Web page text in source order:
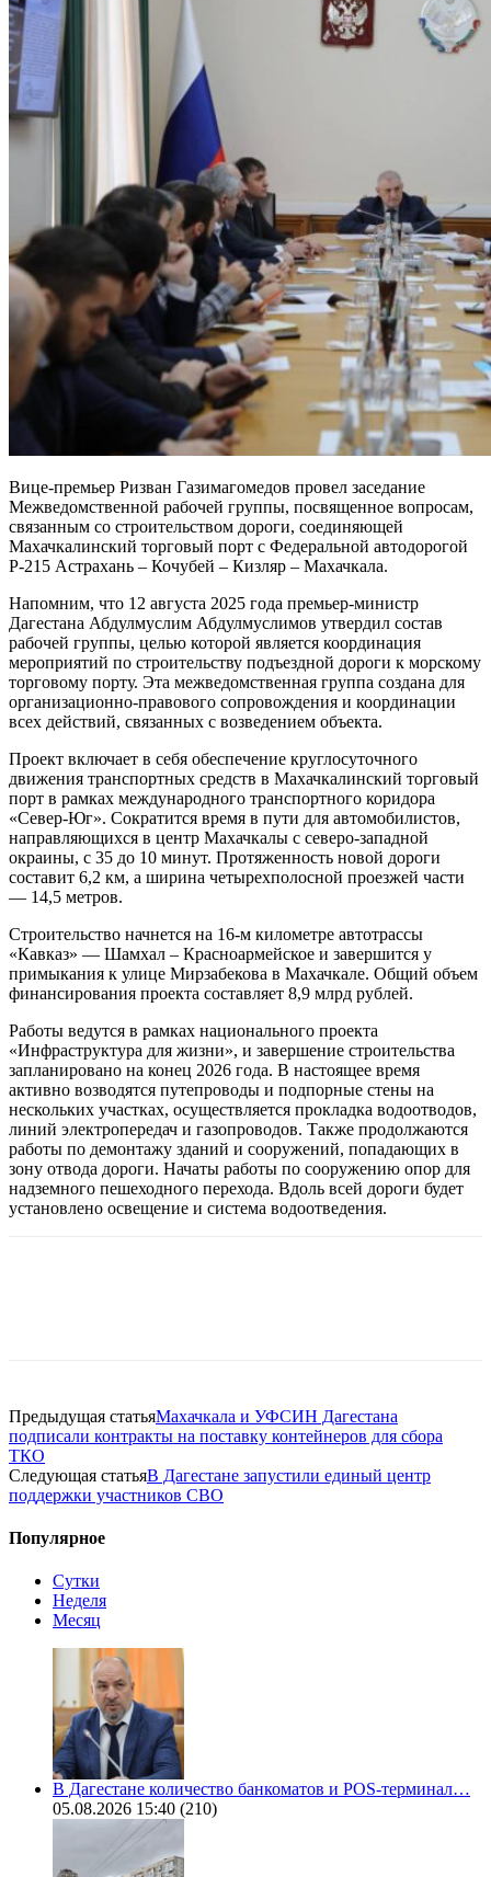
Вице-премьер Ризван Газимагомедов провел заседание
Межведомственной рабочей группы, посвященное вопросам,
связанным со строительством дороги, соединяющей
Махачкалинский торговый порт с Федеральной автодорогой
Р-215 Астрахань – Кочубей – Кизляр – Махачкала.
Напомним, что 12 августа 2025 года премьер-министр
Дагестана Абдулмуслим Абдулмуслимов утвердил состав
рабочей группы, целью которой является координация
мероприятий по строительству подъездной дороги к морскому
торговому порту. Эта межведомственная группа создана для
организационно-правового сопровождения и координации
всех действий, связанных с возведением объекта.
Проект включает в себя обеспечение круглосуточного
движения транспортных средств в Махачкалинский торговый
порт в рамках международного транспортного коридора
«Север-Юг». Сократится время в пути для автомобилистов,
направляющихся в центр Махачкалы с северо-западной
окраины, с 35 до 10 минут. Протяженность новой дороги
составит 6,2 км, а ширина четырехполосной проезжей части
— 14,5 метров.
Строительство начнется на 16-м километре автотрассы
«Кавказ» — Шамхал – Красноармейское и завершится у
примыкания к улице Мирзабекова в Махачкале. Общий объем
финансирования проекта составляет 8,9 млрд рублей.
Работы ведутся в рамках национального проекта
«Инфраструктура для жизни», и завершение строительства
запланировано на конец 2026 года. В настоящее время
активно возводятся путепроводы и подпорные стены на
нескольких участках, осуществляется прокладка водоотводов,
линий электропередач и газопроводов. Также продолжаются
работы по демонтажу зданий и сооружений, попадающих в
зону отвода дороги. Начаты работы по сооружению опор для
надземного пешеходного перехода. Вдоль всей дороги будет
установлено освещение и система водоотведения.
Предыдущая статьяМахачкала и УФСИН Дагестана
подписали контракты на поставку контейнеров для сбора
ТКО
Следующая статьяВ Дагестане запустили единый центр
поддержки участников СВО
Популярное
Сутки
Неделя
Месяц
В Дагестане количество банкоматов и POS-терминал…
05.08.2026 15:40 (210)